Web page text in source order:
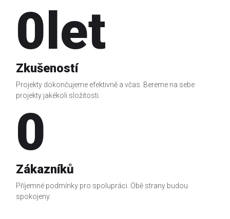
0let
Zkušeností
Projekty dokončujeme efektivně a včas. Bereme na sebe
projekty jakékoli složitosti.
0
Zákazníků
Příjemné podmínky pro spolupráci. Obě strany budou
spokojeny.